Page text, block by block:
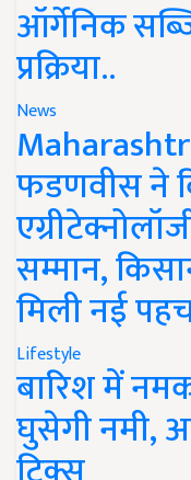
ऑर्गेनिक
प्रक्रिया..
News
फडणवीस ने
सम्मान,
मिली नई
Lifestyle
बारिश में
घुसेगी नमी,